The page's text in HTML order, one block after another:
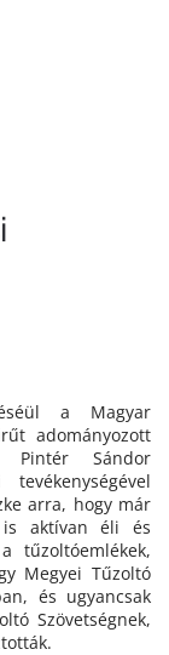
a Magyar
adományozott
Pintér Sándor
arra, hogy már
is aktívan éli és
tűzoltóemlékek,
Megyei Tűzoltó
és ugyancsak
Szövetségnek,